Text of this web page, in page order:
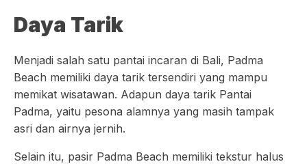
Daya Tarik
Menjadi salah satu pantai incaran di Bali, Padma
Beach memiliki daya tarik tersendiri yang mampu
memikat wisatawan. Adapun daya tarik Pantai
Padma, yaitu pesona alamnya yang masih tampak
asri dan airnya jernih.
Selain itu, pasir Padma Beach memiliki tekstur halus